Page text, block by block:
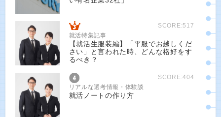
SCORE:517
就活特集記事
【就活生服装編】「平服でお越しくだ
さい」と言われた時、どんな格好をす
るべき？
SCORE:404
リアルな選考情報・体験談
就活ノートの作り方